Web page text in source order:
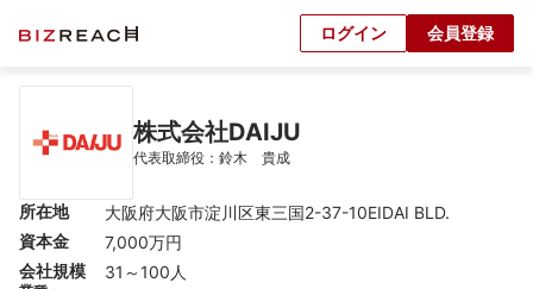
ログイン 会員登録
株式会社DAIJU
代表取締役：鈴木　貴成
所在地
大阪府大阪市淀川区東三国2-37-10EIDAI BLD.
資本金
7,000万円
会社規模
31～100人